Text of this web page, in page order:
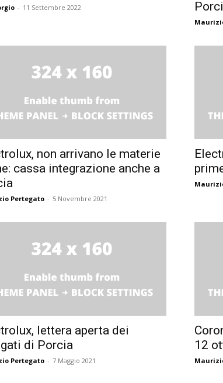
- 11 Settembre 2022
non arrivano le materie
cassa integrazione anche a
Pertegato - 5 Novembre 2021
lettera aperta dei
di Porcia
Pertegato - 7 Maggio 2021
12